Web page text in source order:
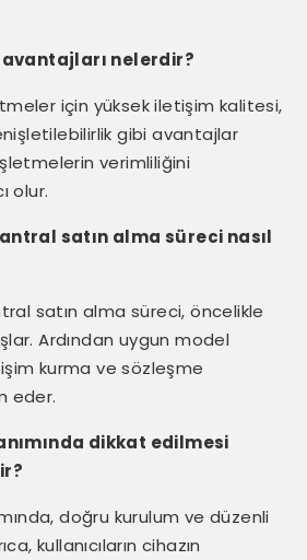
nelerdir?
için yüksek iletişim kalitesi,
gibi avantajlar
verimliliğini
olur.
satın alma süreci nasıl
satın alma süreci, öncelikle
Ardından uygun model
kurma ve sözleşme
eder.
dikkat edilmesi
doğru kurulum ve düzenli
kullanıcıların cihazın